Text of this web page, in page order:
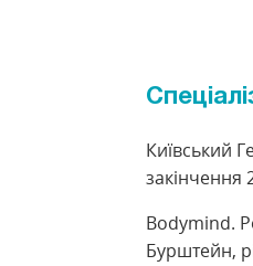
Київський
закінчення
Bodymind.
Бурштейн,